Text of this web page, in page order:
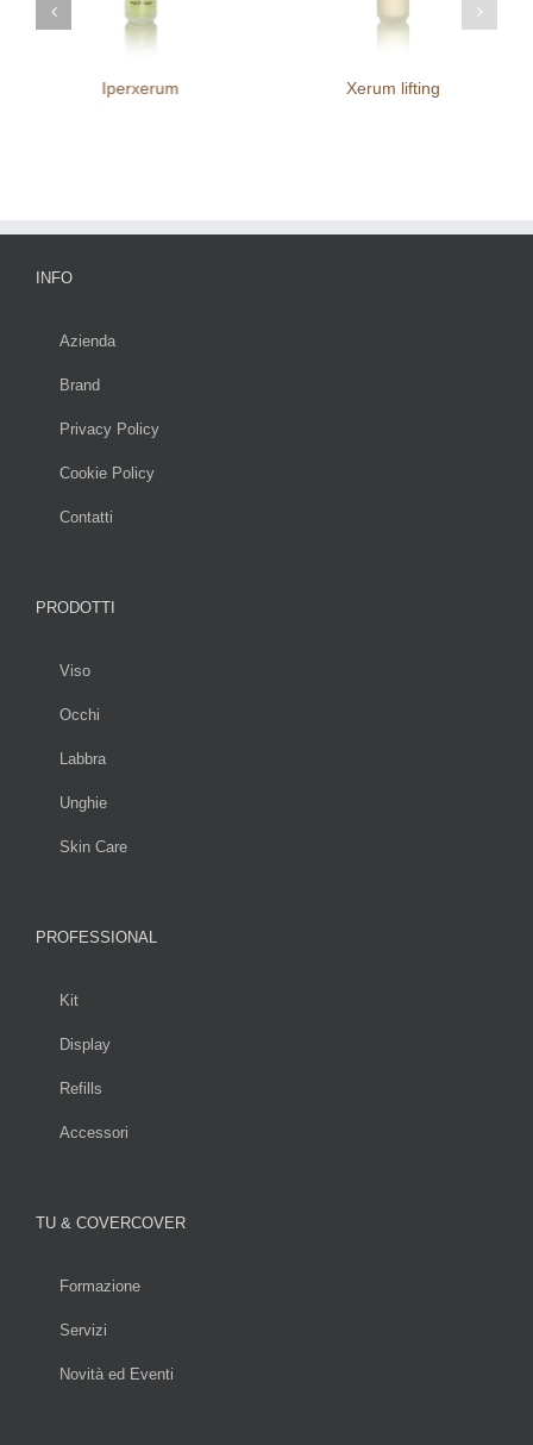
Iperxerum Xerum lifting
INFO
Azienda
Brand
Privacy Policy
Cookie Policy
Contatti
PRODOTTI
Viso
Occhi
Labbra
Unghie
Skin Care
PROFESSIONAL
Kit
Display
Refills
Accessori
TU & COVERCOVER
Formazione
Servizi
Novità ed Eventi